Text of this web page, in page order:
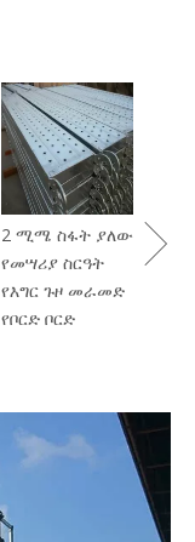
2 ሚሜ ስፋት ያለው
የመሣሪያ ስርዓት
የእግር ጉዞ መራመድ
የቦርድ ቦርድ